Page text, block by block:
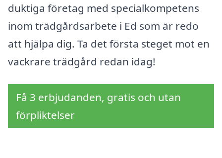
duktiga företag med specialkompetens
inom trädgårdsarbete i Ed som är redo
att hjälpa dig. Ta det första steget mot en
vackrare trädgård redan idag!
Få 3 erbjudanden, gratis och utan
förpliktelser